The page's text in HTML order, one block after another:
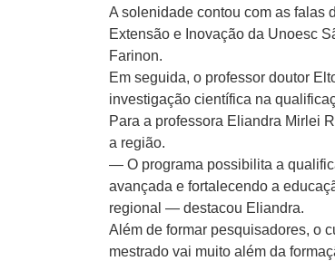
A solenidade contou com as falas
Extensão e Inovação da Unoesc
Farinon.
Em seguida, o professor doutor
investigação científica na
Para a professora Eliandra Mirlei
a região.
— O programa possibilita a
avançada e fortalecendo a
regional — destacou Eliandra.
Além de formar pesquisadores, o
mestrado vai muito além da